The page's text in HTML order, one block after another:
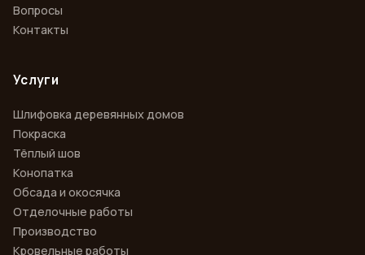
Вопросы
Контакты
Услуги
Шлифовка деревянных домов
Покраска
Тёплый шов
Конопатка
Обсада и окосячка
Отделочные работы
Производство
Кровельные работы